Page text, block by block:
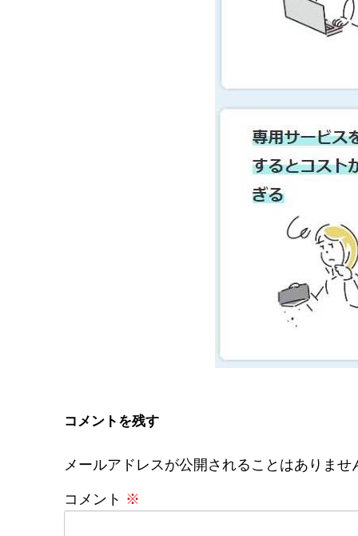
コメントを残す
メールアドレスが公開されることはありませ
コメント ※